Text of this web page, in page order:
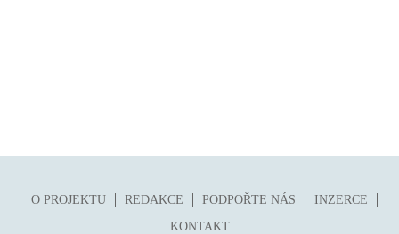
O PROJEKTU REDAKCE PODPOŘTE NÁS
INZERCE
KONTAKT